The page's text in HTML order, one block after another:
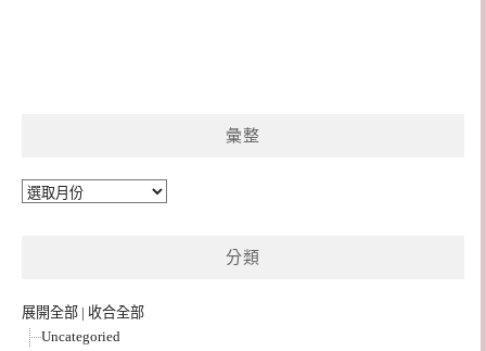
彙整
彙
分類
展開全部 | 收合全部
Uncategoried